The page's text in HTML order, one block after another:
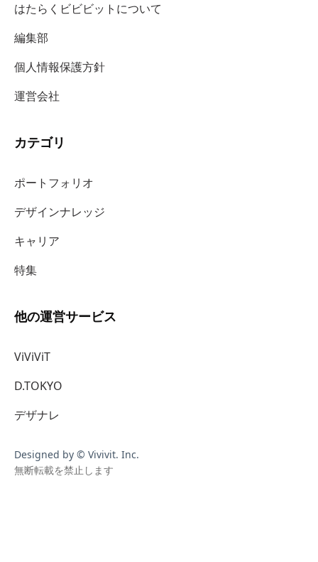
はたらくビビビットについて
編集部
個人情報保護方針
運営会社
カテゴリ
ポートフォリオ
デザインナレッジ
キャリア
特集
他の運営サービス
ViViViT
D.TOKYO
デザナレ
Designed by © Vivivit. Inc.
無断転載を禁止します